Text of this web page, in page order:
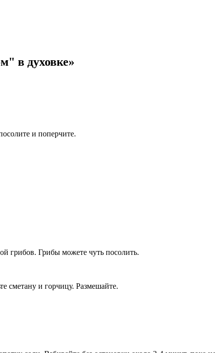
в духовке»
и поперчите.
грибов. Грибы можете чуть посолить.
сметану и горчицу. Размешайте.